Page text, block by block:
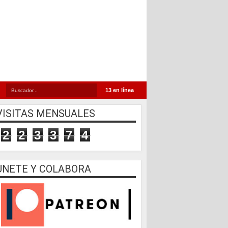
13 en línea
MENSUALES
2 2 3 3 7 4
Y COLABORA